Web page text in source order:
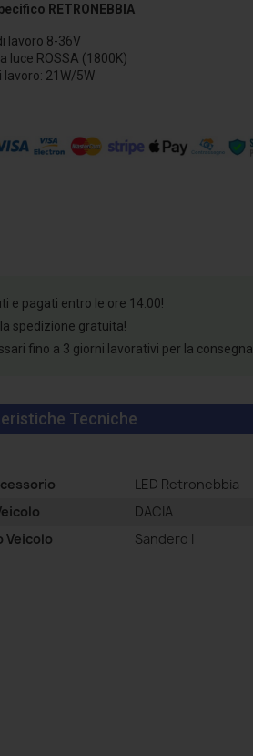
RETRONEBBIA
lavoro 8-36V
luce ROSSA (1800K)
lavoro: 21W/5W
e pagati entro le ore 14:00!
spedizione gratuita!
fino a 3 giorni lavorativi per la consegna.
Tecniche
LED Retronebbia
DACIA
Veicolo
Sandero I